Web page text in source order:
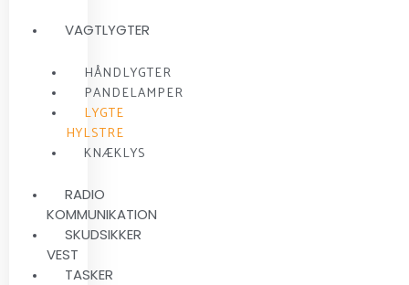
VAGTLYGTER
HÅNDLYGTER
PANDELAMPER
LYGTE
HYLSTRE
KNÆKLYS
RADIO
KOMMUNIKATION
SKUDSIKKER
VEST
TASKER